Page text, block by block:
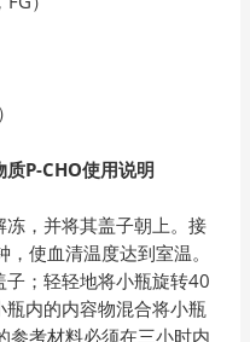
P-CHO使用说明
，并将其盖子朝上。接
使血清温度达到室温。
；轻轻地将小瓶旋转40
内的内容物混合将小瓶
参考材料必须在三小时内